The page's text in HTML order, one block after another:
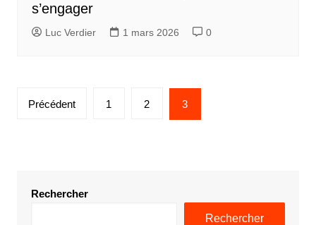
s’engager
Luc Verdier 1 mars 2026 0
Pagination
Précédent 1 2 3
Rechercher
Rechercher